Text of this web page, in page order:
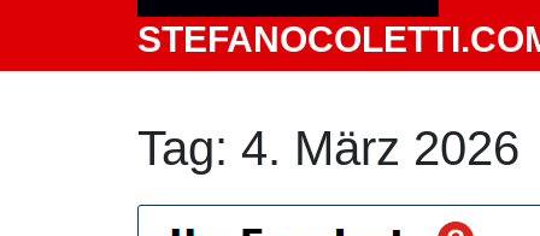
Tag: 4. März 2026